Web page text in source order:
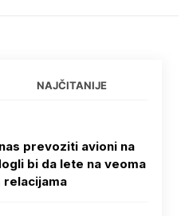
NAJČITANIJE
prevoziti avioni na
bi da lete na veoma
relacijama